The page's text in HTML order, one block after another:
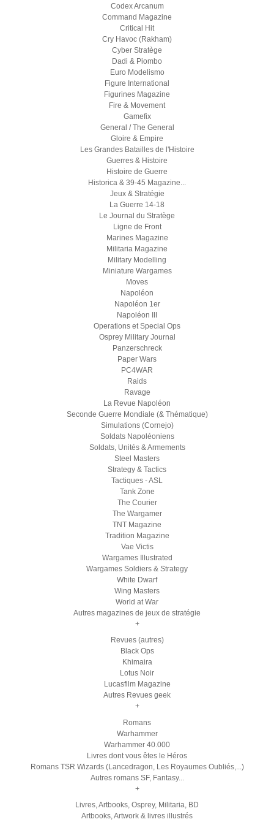
Codex Arcanum
Command Magazine
Critical Hit
Cry Havoc (Rakham)
Cyber Stratège
Dadi & Piombo
Euro Modelismo
Figure International
Figurines Magazine
Fire & Movement
Gamefix
General / The General
Gloire & Empire
Les Grandes Batailles de l'Histoire
Guerres & Histoire
Histoire de Guerre
Historica & 39-45 Magazine...
Jeux & Stratégie
La Guerre 14-18
Le Journal du Stratège
Ligne de Front
Marines Magazine
Militaria Magazine
Military Modelling
Miniature Wargames
Moves
Napoléon
Napoléon 1er
Napoléon III
Operations et Special Ops
Osprey Military Journal
Panzerschreck
Paper Wars
PC4WAR
Raids
Ravage
La Revue Napoléon
Seconde Guerre Mondiale (& Thématique)
Simulations (Cornejo)
Soldats Napoléoniens
Soldats, Unités & Armements
Steel Masters
Strategy & Tactics
Tactiques - ASL
Tank Zone
The Courier
The Wargamer
TNT Magazine
Tradition Magazine
Vae Victis
Wargames Illustrated
Wargames Soldiers & Strategy
White Dwarf
Wing Masters
World at War
Autres magazines de jeux de stratégie
+
Revues (autres)
Black Ops
Khimaira
Lotus Noir
Lucasfilm Magazine
Autres Revues geek
+
Romans
Warhammer
Warhammer 40.000
Livres dont vous êtes le Héros
Romans TSR Wizards (Lancedragon, Les Royaumes Oubliés,...)
Autres romans SF, Fantasy...
+
Livres, Artbooks, Osprey, Militaria, BD
Artbooks, Artwork & livres illustrés